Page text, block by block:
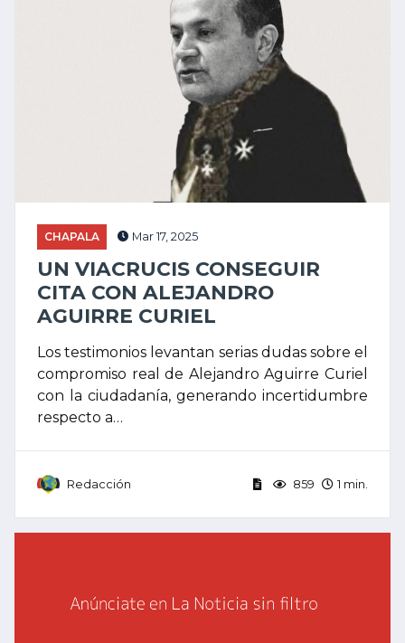
CHAPALA Mar 17, 2025
UN VIACRUCIS CONSEGUIR
CITA CON ALEJANDRO
AGUIRRE CURIEL
Los testimonios levantan serias dudas sobre el
compromiso real de Alejandro Aguirre Curiel
con la ciudadanía, generando incertidumbre
respecto a…
Redacción 859 1 min.